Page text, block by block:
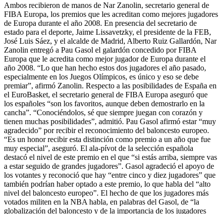
Ambos recibieron de manos de Nar Zanolin, secretario general de
FIBA Europa, los premios que les acreditan como mejores jugadores
de Europa durante el año 2008. En presencia del secretario de
estado para el deporte, Jaime Lissavetzky, el presidente de la FEB,
José Luis Sáez, y el alcalde de Madrid, Alberto Ruiz Gallardón, Nar
Zanolin entregó a Pau Gasol el galardón concedido por FIBA
Europa que le acredita como mejor jugador de Europa durante el
año 2008. “Lo que han hecho estos dos jugadores el año pasado,
especialmente en los Juegos Olímpicos, es único y eso se debe
premiar”, afirmó Zanolin. Respecto a las posibilidades de España en
el EuroBasket, el secretario general de FIBA Europa aseguró que
los españoles “son los favoritos, aunque deben demostrarlo en la
cancha”. “Conociéndolos, sé que siempre juegan con corazón y
tienen muchas posibilidades”, admitió. Pau Gasol afirmó estar “muy
agradecido” por recibir el reconocimiento del baloncesto europeo.
“Es un honor recibir esta distinción como premio a un año que fue
muy especial”, aseguró. El ala-pívot de la selección española
destacó el nivel de este premio en el que “si estás arriba, siempre vas
a estar seguido de grandes jugadores”. Gasol agradeció el apoyo de
los votantes y reconoció que hay “entre cinco y diez jugadores” que
también podrían haber optado a este premio, lo que habla del “alto
nivel del baloncesto europeo”. El hecho de que los jugadores más
votados militen en la NBA habla, en palabras del Gasol, de “la
globalización del baloncesto y de la importancia de los jugadores